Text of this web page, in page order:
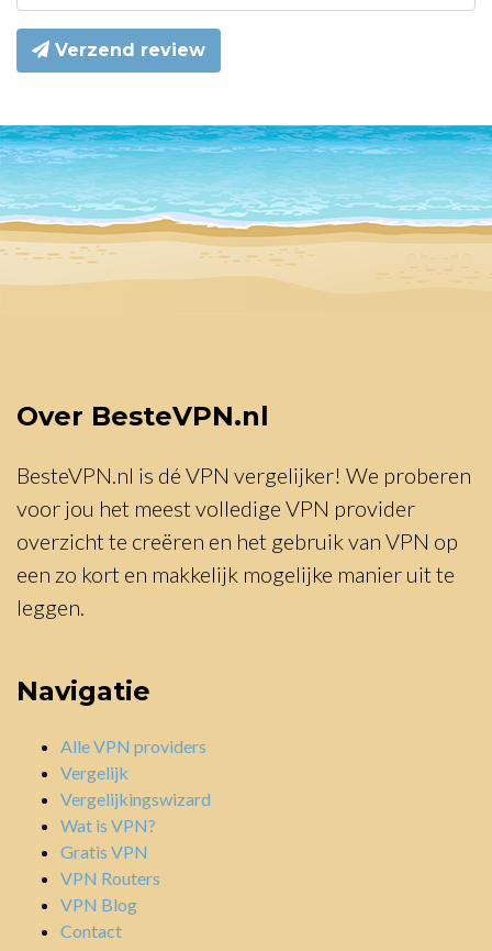
Verzend review
Over BesteVPN.nl
BesteVPN.nl is dé VPN vergelijker! We proberen
voor jou het meest volledige VPN provider
overzicht te creëren en het gebruik van VPN op
een zo kort en makkelijk mogelijke manier uit te
leggen.
Navigatie
Alle VPN providers
Vergelijk
Vergelijkingswizard
Wat is VPN?
Gratis VPN
VPN Routers
VPN Blog
Contact